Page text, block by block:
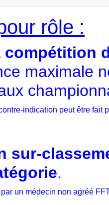
rôle :
maximale
indication peut être fait
sur-
.
un médecin non agréé